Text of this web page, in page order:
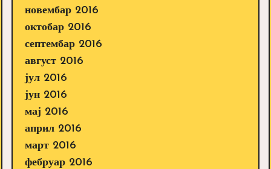
новембар 2016
октобар 2016
септембар 2016
август 2016
јул 2016
јун 2016
мај 2016
април 2016
март 2016
фебруар 2016